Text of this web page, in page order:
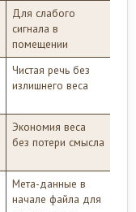
Для слабого
сигнала в
помещении
Чистая речь без
излишнего веса
Экономия веса
без потери смысла
Мета-данные в
начале файла для